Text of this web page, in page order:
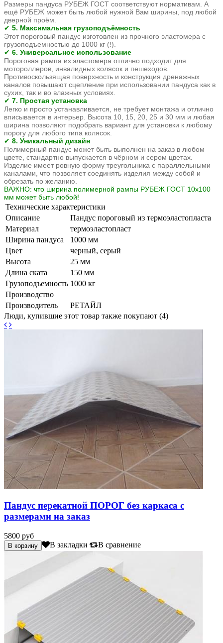
Размеры пандуса РУБЕЖ ГОСТ соответствуют нормативам. А
ещё РУБЕЖ может быть любой нужной Вам ширины, под любой
дверной проём.
✔ 5. Максимальная грузоподъёмность
Этот пороговый пандус изготовлен из прочного эластомера с
грузоподъемностью до 1000 кг (!).
✔ 6. Универсальное использование
Пороговая рампа из эластомера отлично подходит для
мотороллеров, инвалидных колясок и пешеходов.
Противоскользящая поверхность и конструкция дренажных
каналов повышают сцепление при использовании пандуса как в
сухих, так и во влажных условиях.
✔ 7. Простая установка
Легко и просто устанавливается, не требует монтажа и отлично
вписывается в интерьер. Высота 10, 15, 20, 25 и 30 мм и любая
ширина позволяют подобрать вариант для установки к любому
порогу для любого типа колясок.
✔ 8. Уникальный дизайн
Полимерный пандус может быть выполнен на заказ в любом
цвете, стандартно выпускается в чёрном и сером цветах.
Изделие имеет ровную форму треугольника с параллельными
каналами, что позволяет соединять изделия между собой и
обрезать по желанию.
ВАЖНО: что ширина полимерной рампы РУБЕЖ ГОСТ 10х100
мм может быть любой!
Технические характеристики
Описание
Пандус пороговый из термоэластопласта
Материал
термоэластопласт
Ширина пандуса
1000 мм
Цвет
черный, серый
Высота
25 мм
Длина ската
150 мм
Грузоподъемность 1000 кг
Производство
Производитель
РЕТАЙЛ
Люди, купившие этот товар также покупают (4)
Пандус перекатной ПОРОГ без каркаса с
размерами на заказ
5800 руб
В закладки В сравнение